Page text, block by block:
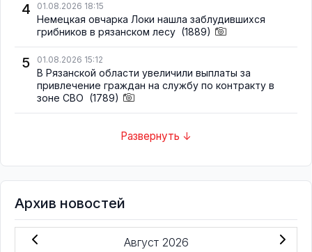
4 01.08.2026 18:15
Немецкая овчарка Локи нашла заблудившихся
грибников в рязанском лесу (1889)
5 01.08.2026 15:12
В Рязанской области увеличили выплаты за
привлечение граждан на службу по контракту в
зоне СВО (1789)
Развернуть ↓
Архив новостей
Август 2026